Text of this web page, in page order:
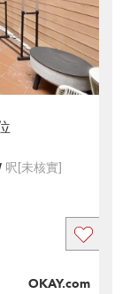
呎[未核實]
OKAY.com